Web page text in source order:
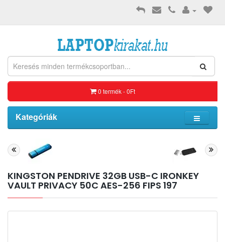
0 termék - 0Ft
Kategóriák
KINGSTON PENDRIVE 32GB USB-C IRONKEY
VAULT PRIVACY 50C AES-256 FIPS 197